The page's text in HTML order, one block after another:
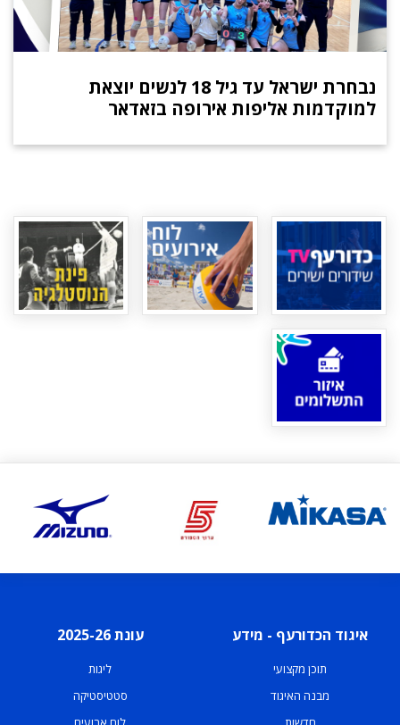
נבחרת ישראל עד גיל 18 לנשים יוצאת
למוקדמות אליפות אירופה בזאדאר
איגוד הכדורעף - מידע
תוכן מקצועי
מבנה האיגוד
עונת 2025-26
ליגות
סטטיסטיקה